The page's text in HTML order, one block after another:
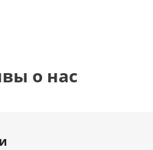
о нас